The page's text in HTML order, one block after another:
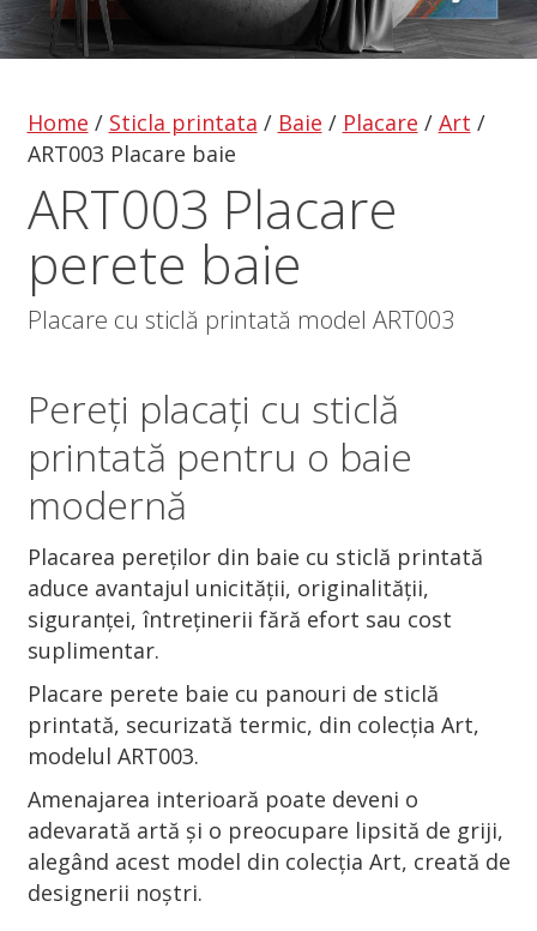
Home / Sticla printata / Baie / Placare / Art /
ART003 Placare baie
ART003 Placare
perete baie
Placare cu sticlă printată model ART003
Pereți placați cu sticlă
printată pentru o baie
modernă
Placarea pereților din baie cu sticlă printată
aduce avantajul unicității, originalității,
siguranței, întreținerii fără efort sau cost
suplimentar.
Placare perete baie cu panouri de sticlă
printată, securizată termic, din colecția Art,
modelul ART003.
Amenajarea interioară poate deveni o
adevarată artă și o preocupare lipsită de griji,
alegând acest model din colecția Art, creată de
designerii noștri.